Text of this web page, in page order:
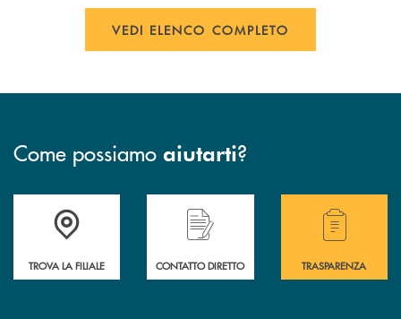
VEDI ELENCO COMPLETO
Come possiamo aiutarti?
Accedi all' elenco completo delle filiali della Bcc.
TROVA LA FILIALE
Hai bisogno di assistenza immediata?
CONTATTO DIRETTO
Hai bisogno di
TRASPARENZA